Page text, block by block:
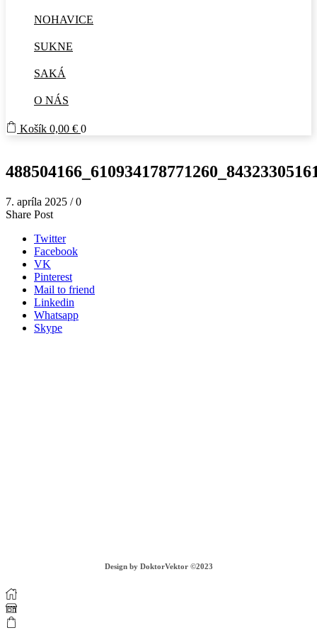
NOHAVICE
SUKNE
SAKÁ
O NÁS
Košík 0,00 € 0
7. apríla 2025 / 0
Share Post
Twitter
Facebook
VK
Pinterest
Mail to friend
Linkedin
Whatsapp
Skype
Design by DoktorVektor ©2023